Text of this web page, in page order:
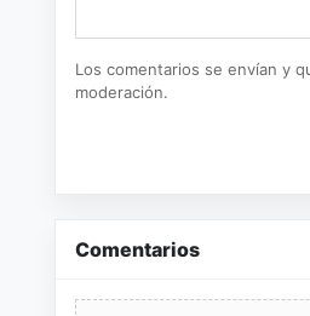
Los comentarios se envían y
moderación.
Comentarios